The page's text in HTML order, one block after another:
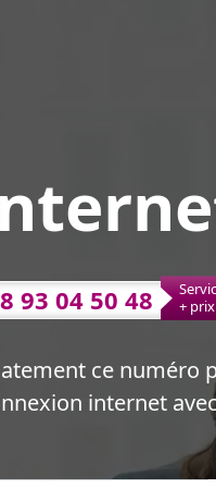
93 04 50 48
+
ce numéro
internet